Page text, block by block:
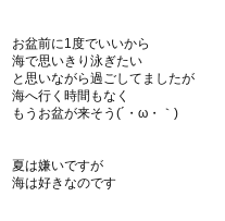
お盆前に1度でいいから
海で思いきり泳ぎたい
と思いながら過ごしてましたが
海へ行く時間もなく
もうお盆が来そう(´・ω・｀)
夏は嫌いですが
海は好きなのです